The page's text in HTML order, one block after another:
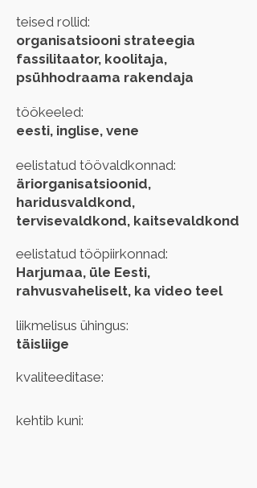
teised rollid:
organisatsiooni strateegia
fassilitaator, koolitaja,
psühhodraama rakendaja
töökeeled:
eesti, inglise, vene
eelistatud töövaldkonnad:
äriorganisatsioonid,
haridusvaldkond,
tervisevaldkond, kaitsevaldkond
eelistatud tööpiirkonnad:
Harjumaa, üle Eesti,
rahvusvaheliselt, ka video teel
liikmelisus ühingus:
täisliige
kvaliteeditase:
kehtib kuni: